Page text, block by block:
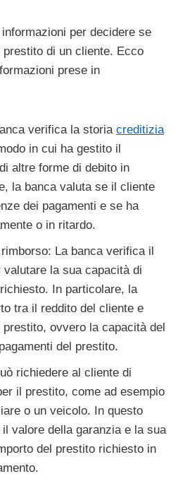
per decidere se
di un cliente. Ecco
prese in
verifica la storia creditizia
in cui ha gestito il
altre forme di debito in
la banca valuta se il cliente
dei pagamenti e se ha
o in ritardo.
La banca verifica il
la sua capacità di
In particolare, la
tra il reddito del cliente e
prestito, ovvero la capacità del
del prestito.
richiedere al cliente di
il prestito, come ad esempio
o un veicolo. In questo
valore della garanzia e la sua
del prestito richiesto in